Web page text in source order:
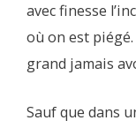
avec finesse
où on est
grand jamais
Sauf que dans